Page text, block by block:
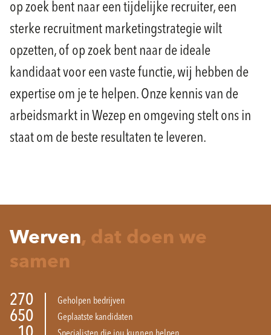
op zoek bent naar een tijdelijke recruiter, een
sterke recruitment marketingstrategie wilt
opzetten, of op zoek bent naar de ideale
kandidaat voor een vaste functie, wij hebben de
expertise om je te helpen. Onze kennis van de
arbeidsmarkt in Wezep en omgeving stelt ons in
staat om de beste resultaten te leveren.
Werven, dat doen we
samen
270 Geholpen bedrijven
650 Geplaatste kandidaten